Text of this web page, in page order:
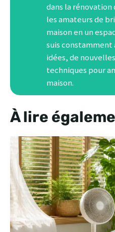
dans la rénovation
les amateurs de
maison en un
suis constamment
idées, de
techniques pour
maison.
À lire